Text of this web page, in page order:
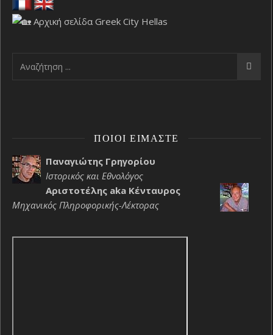
ΠΟΙΟΙ ΕΊΜΑΣΤΕ
Παναγιώτης Γρηγορίου
Ιστορικός και Εθνολόγος
Αριστοτέλης aka Κένταυρος
Μηχανικός Πληροφορικής-Λέκτορας